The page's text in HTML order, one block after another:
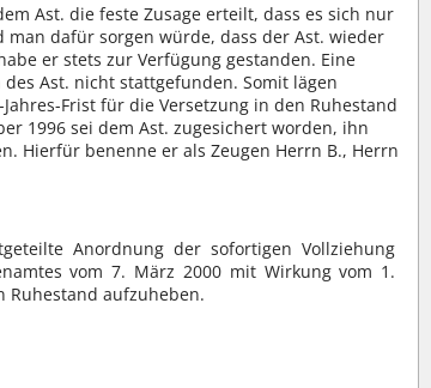
Ast. die feste Zusage erteilt, dass es sich nur
dafür sorgen würde, dass der Ast. wieder
er stets zur Verfügung gestanden. Eine
Ast. nicht stattgefunden. Somit lägen
Frist für die Versetzung in den Ruhestand
1996 sei dem Ast. zugesichert worden, ihn
Hierfür benenne er als Zeugen Herrn B., Herrn
Anordnung der sofortigen Vollziehung
vom 7. März 2000 mit Wirkung vom 1.
Ruhestand aufzuheben.